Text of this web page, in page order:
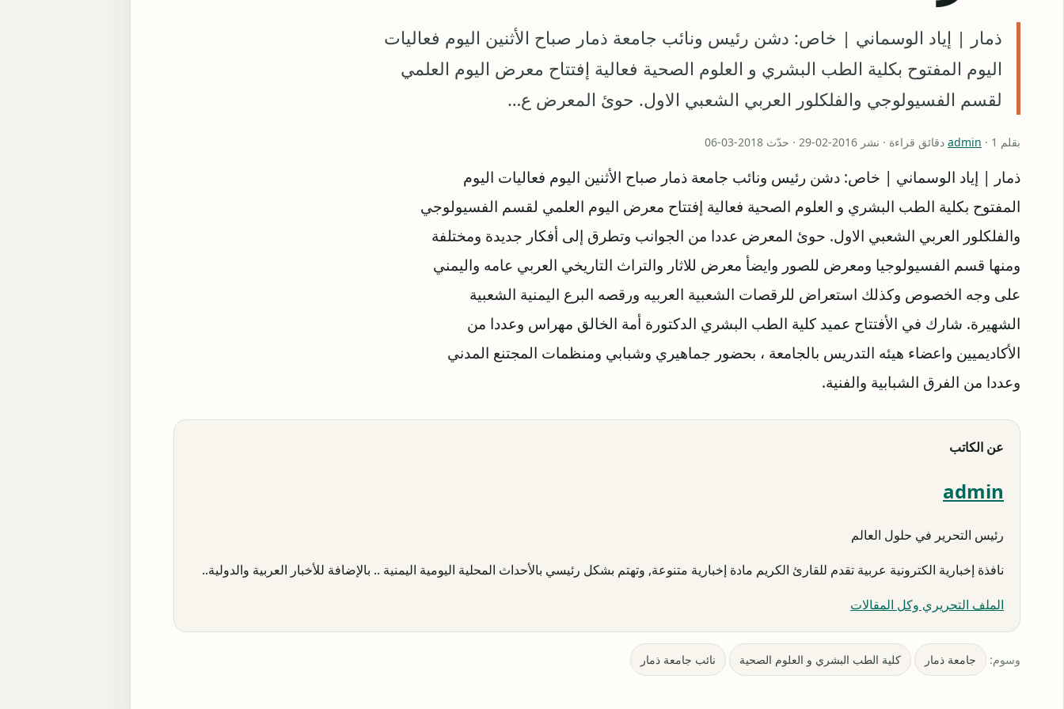
ذمار | إياد الوسماني | خاص: دشن رئيس ونائب جامعة ذمار صباح الأثنين اليوم فعاليات
اليوم المفتوح بكلية الطب البشري و العلوم الصحية فعالية إفتتاح معرض اليوم العلمي
لقسم الفسيولوجي والفلكلور العربي الشعبي الاول. حوئ المعرض ع…
بقلم admin · 1 دقائق قراءة · نشر 2016-02-29 · حدّث 2018-03-06
ذمار | إياد الوسماني | خاص: دشن رئيس ونائب جامعة ذمار صباح الأثنين اليوم فعاليات اليوم
المفتوح بكلية الطب البشري و العلوم الصحية فعالية إفتتاح معرض اليوم العلمي لقسم الفسيولوجي
والفلكلور العربي الشعبي الاول. حوئ المعرض عددا من الجوانب وتطرق إلى أفكار جديدة ومختلفة
ومنها قسم الفسيولوجيا ومعرض للصور وايضأ معرض للاثار والتراث التاريخي العربي عامه واليمني
على وجه الخصوص وكذلك استعراض للرقصات الشعبية العربيه ورقصه البرع اليمنية الشعبية
الشهيرة. شارك في الأفتتاح عميد كلية الطب البشري الدكتورة أمة الخالق مهراس وعددا من
الأكاديميين واعضاء هيئه التدريس بالجامعة ، بحضور جماهيري وشبابي ومنظمات المجتنع المدني
وعددا من الفرق الشبابية والفنية.
عن الكاتب
admin
رئيس التحرير في حلول العالم
نافذة إخبارية الكترونية عربية تقدم للقارئ الكريم مادة إخبارية متنوعة, وتهتم بشكل رئيسي بالأحداث المحلية اليومية اليمنية .. بالإضافة للأخبار العربية والدولية..
الملف التحريري وكل المقالات
وسوم: جامعة ذمار كلية الطب البشري و العلوم الصحية نائب جامعة ذمار